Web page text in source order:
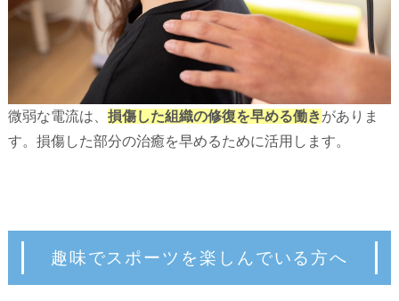
微弱な電流は、 損傷した組織の修復を早める働きがありま
す。損傷した部分の治癒を早めるために活用します。
趣味でスポーツを楽しんでいる方へ